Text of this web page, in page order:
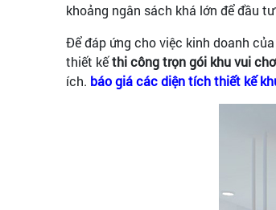
khoảng ngân sách khá lớn để đầu tư
Để đáp ứng cho việc kinh doanh
thiết kếthi công trọn gói khu vui
ích. báo giá các diện tích thiết kế